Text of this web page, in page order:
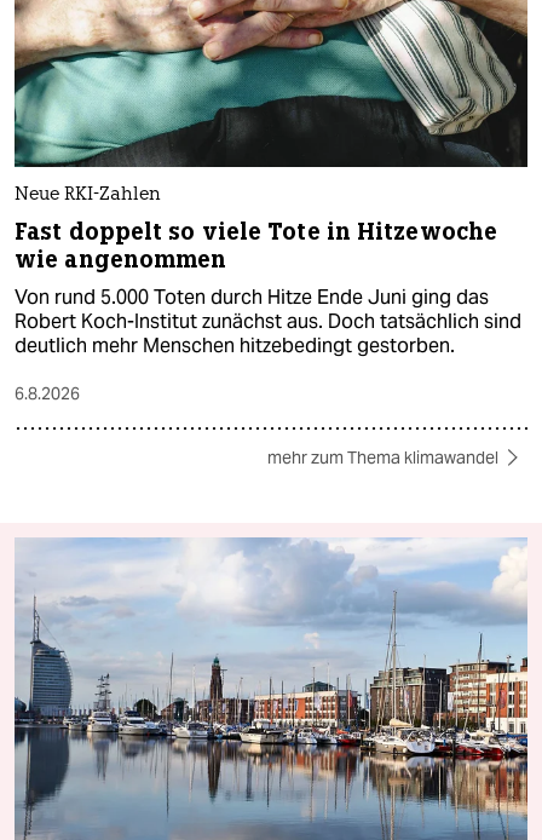
Neue RKI-Zahlen
Fast doppelt so viele Tote in Hitzewoche
wie angenommen
Von rund 5.000 Toten durch Hitze Ende Juni ging das
Robert Koch-Institut zunächst aus. Doch tatsächlich sind
deutlich mehr Menschen hitzebedingt gestorben.
6.8.2026
mehr zum Thema klimawandel